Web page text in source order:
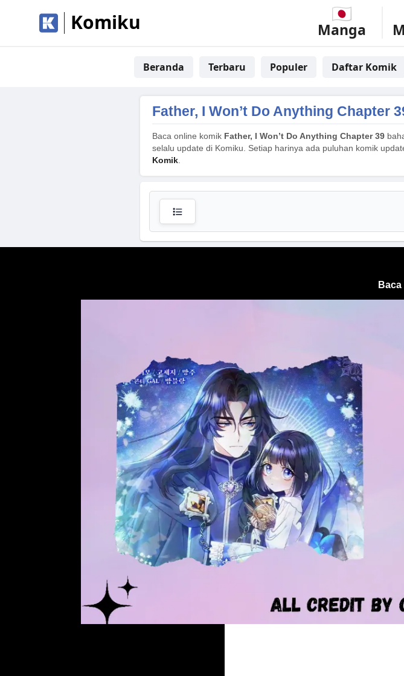
Komiku Manga
Beranda Terbaru Populer Daftar Komik
Father, I Won’t Do Anything Chapter
Baca online komik Father, I Won’t Do Anything Chapter 39
selalu update di Komiku. Setiap harinya ada puluhan komik
Komik.